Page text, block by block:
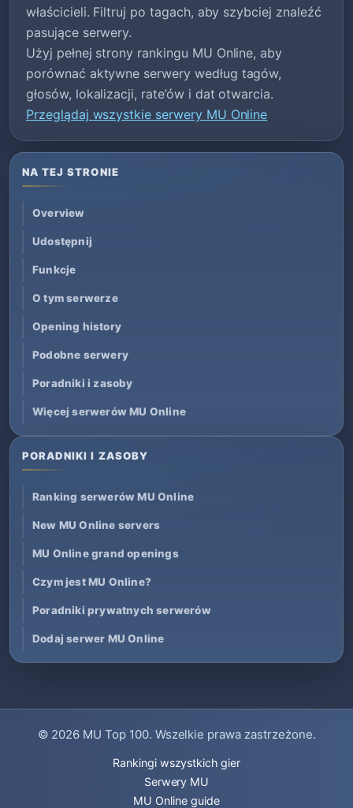
właścicieli. Filtruj po tagach, aby szybciej znaleźć
pasujące serwery.
Użyj pełnej strony rankingu MU Online, aby
porównać aktywne serwery według tagów,
głosów, lokalizacji, rate’ów i dat otwarcia.
Przeglądaj wszystkie serwery MU Online
NA TEJ STRONIE
Overview
Udostępnij
Funkcje
O tym serwerze
Opening history
Podobne serwery
Poradniki i zasoby
Więcej serwerów MU Online
PORADNIKI I ZASOBY
Ranking serwerów MU Online
New MU Online servers
MU Online grand openings
Czym jest MU Online?
Poradniki prywatnych serwerów
Dodaj serwer MU Online
© 2026 MU Top 100. Wszelkie prawa zastrzeżone.
Rankingi wszystkich gier
Serwery MU
MU Online guide